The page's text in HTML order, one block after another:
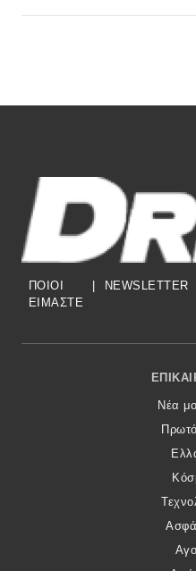
ΠΟΙΟΙ
ΕΙΜΑΣΤΕ
| NEWSLETTER
Footer
Νέα